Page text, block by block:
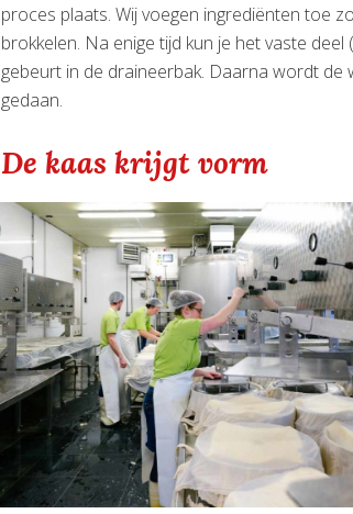
proces plaats. Wij voegen ingrediënten toe
brokkelen. Na enige tijd kun je het vaste
gebeurt in de draineerbak. Daarna wordt
gedaan.
De kaas krijgt vorm